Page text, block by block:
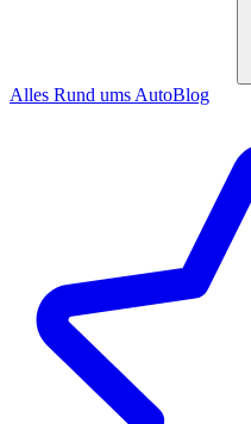
Alles Rund ums AutoBlog